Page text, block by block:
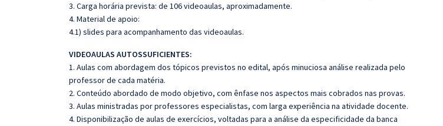
3. Carga horária prevista: de 106 videoaulas, aproximadamente.
4. Material de apoio:
4.1) slides para acompanhamento das videoaulas.
VIDEOAULAS AUTOSSUFICIENTES:
1. Aulas com abordagem dos tópicos previstos no edital, após minuciosa análise realizada pelo
professor de cada matéria.
2. Conteúdo abordado de modo objetivo, com ênfase nos aspectos mais cobrados nas provas.
3. Aulas ministradas por professores especialistas, com larga experiência na atividade docente.
4. Disponibilização de aulas de exercícios, voltadas para a análise da especificidade da banca